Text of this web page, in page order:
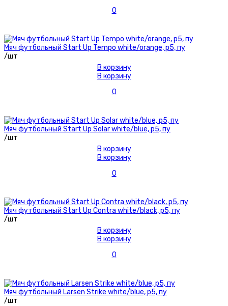
0
Мяч футбольный Start Up Tempo white/orange, р5, пу
/шт
В корзину
В корзину
0
Мяч футбольный Start Up Solar white/blue, р5, пу
/шт
В корзину
В корзину
0
Мяч футбольный Start Up Contra white/black, р5, пу
/шт
В корзину
В корзину
0
Мяч футбольный Larsen Strike white/blue, р5, пу
/шт